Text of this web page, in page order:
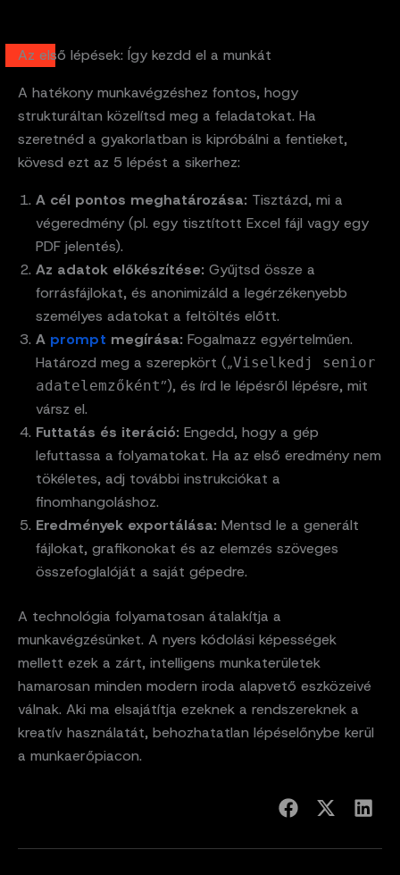
Az első lépések: Így kezdd el a munkát
A hatékony munkavégzéshez fontos, hogy
strukturáltan közelítsd meg a feladatokat. Ha
szeretnéd a gyakorlatban is kipróbálni a fentieket,
kövesd ezt az 5 lépést a sikerhez:
A cél pontos meghatározása: Tisztázd, mi a
végeredmény (pl. egy tisztított Excel fájl vagy egy
PDF jelentés).
Az adatok előkészítése: Gyűjtsd össze a
forrásfájlokat, és anonimizáld a legérzékenyebb
személyes adatokat a feltöltés előtt.
A prompt megírása: Fogalmazz egyértelműen.
Határozd meg a szerepkört („Viselkedj senior
adatelemzőként”), és írd le lépésről lépésre, mit
vársz el.
Futtatás és iteráció: Engedd, hogy a gép
lefuttassa a folyamatokat. Ha az első eredmény nem
tökéletes, adj további instrukciókat a
finomhangoláshoz.
Eredmények exportálása: Mentsd le a generált
fájlokat, grafikonokat és az elemzés szöveges
összefoglalóját a saját gépedre.
A technológia folyamatosan átalakítja a
munkavégzésünket. A nyers kódolási képességek
mellett ezek a zárt, intelligens munkaterületek
hamarosan minden modern iroda alapvető eszközeivé
válnak. Aki ma elsajátítja ezeknek a rendszereknek a
kreatív használatát, behozhatatlan lépéselőnybe kerül
a munkaerőpiacon.